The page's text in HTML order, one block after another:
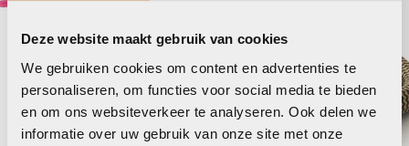
Deze website maakt gebruik van cookies
We gebruiken cookies om content en advertenties te
personaliseren, om functies voor social media te bieden
en om ons websiteverkeer te analyseren. Ook delen we
informatie over uw gebruik van onze site met onze